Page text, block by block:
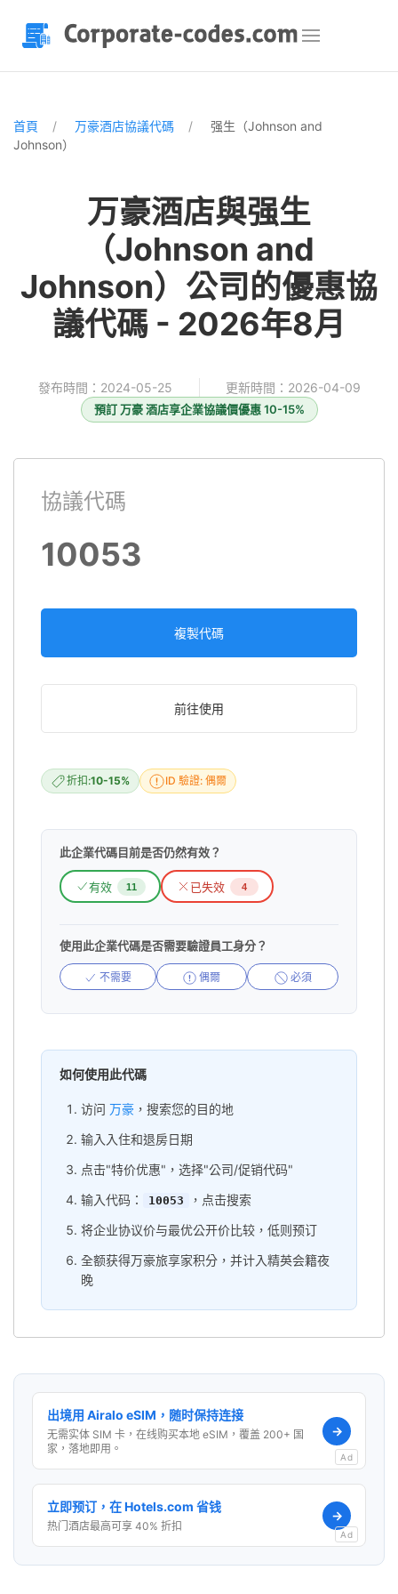
首頁 万豪酒店協議代碼
强生（Johnson and
Johnson）
万豪酒店與强生
（Johnson and
Johnson）公司的優惠協
議代碼 - 2026年8月
發布時間：2024-05-25 更新時間：2026-04-09
預訂 万豪 酒店享企業協議價優惠 10-15%
協議代碼
10053
複製代碼
前往使用
折扣:10-15% ID 驗證: 偶爾
此企業代碼目前是否仍然有效？
有效 11 已失效 4
使用此企業代碼是否需要驗證員工身分？
不需要 偶爾 必須
如何使用此代碼
访问 万豪 ，搜索您的目的地
输入入住和退房日期
点击"特价优惠"，选择"公司/促销代码"
输入代码：
10053
，点击搜索
将企业协议价与最优公开价比较，低则预订
全额获得万豪旅享家积分，并计入精英会籍夜
晚
出境用 Airalo eSIM，随时保持连接
无需实体 SIM 卡，在线购买本地 eSIM，覆盖 200+ 国
家，落地即用。
→
Ad
立即预订，在 Hotels.com 省钱
热门酒店最高可享 40% 折扣
→
Ad